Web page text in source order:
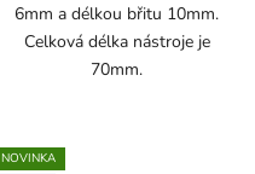
6mm a délkou břitu 10mm.
Celková délka nástroje je
70mm.
NOVINKA